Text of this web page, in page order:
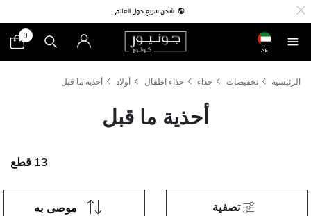
AE
0
الرئيسية تخفيضات حذاء حذاء اطفال أولاد أحذية ما قبل
أحذية ما قبل
13 قطع
موصى به تصفية